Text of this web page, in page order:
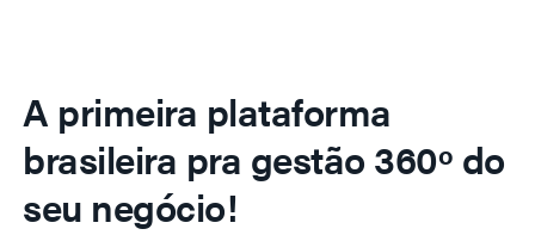
A primeira plataforma
brasileira pra gestão 360º do
seu negócio!